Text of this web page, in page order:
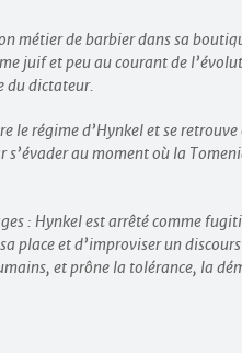
métier de barbier dans sa
juif et peu au courant de
du dictateur.
le régime d’Hynkel et se retrouve
s’évader au moment où la
: Hynkel est arrêté comme
place et d’improviser un
et prône la tolérance, la